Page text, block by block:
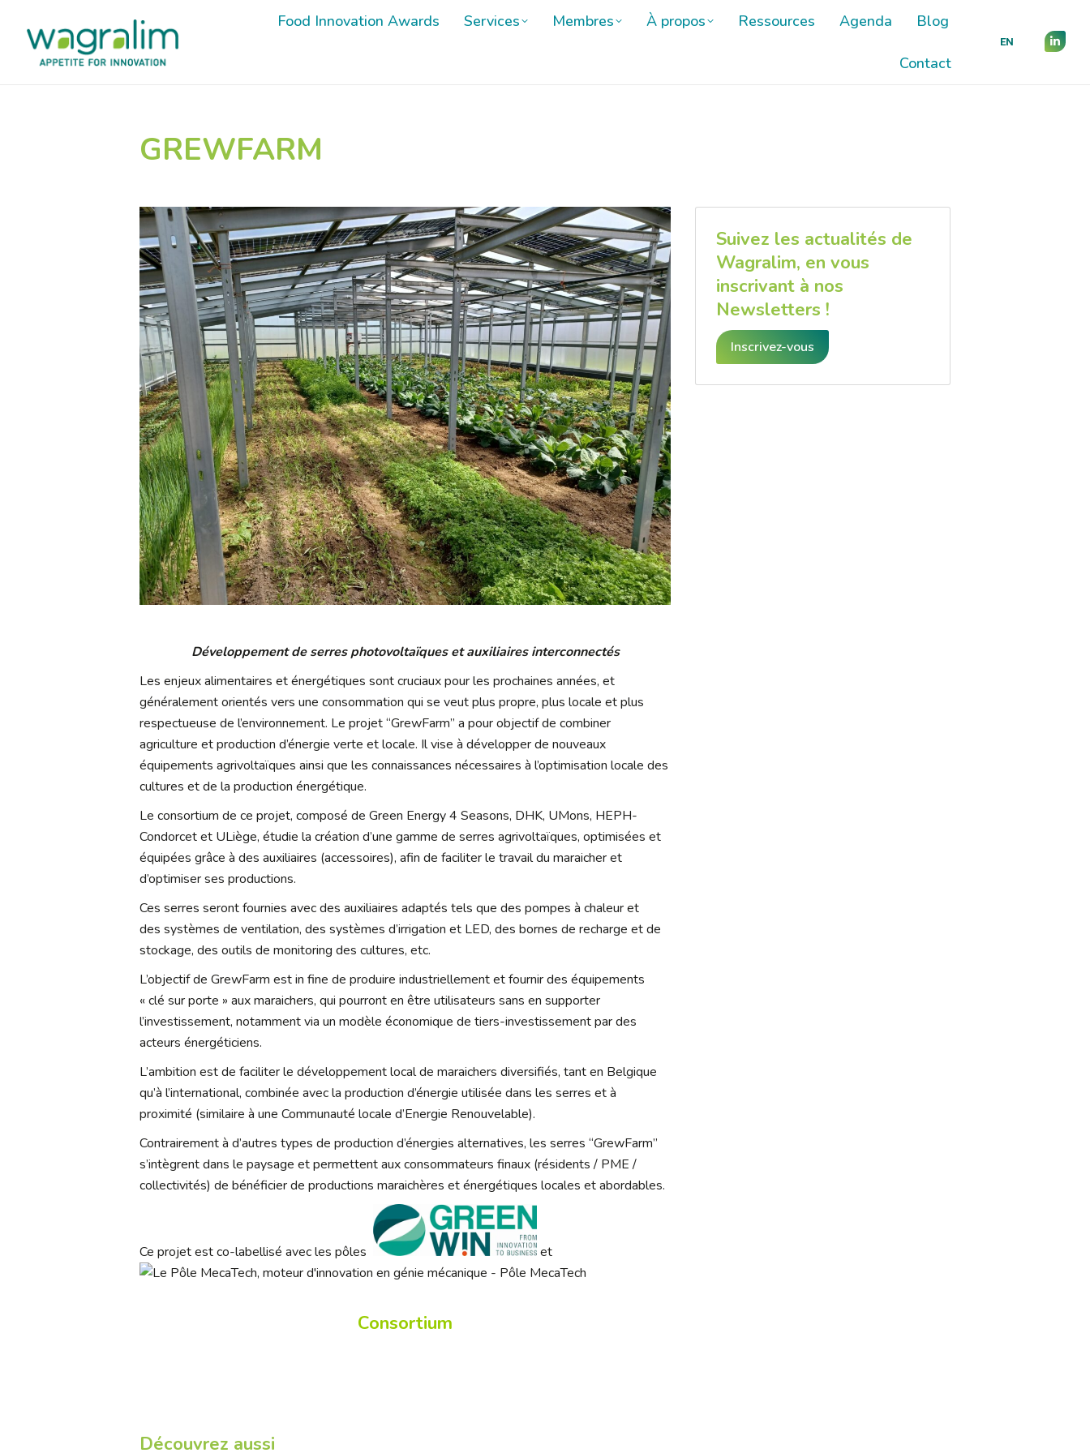
Food Innovation Awards Services Membres À propos Ressources Agenda Blog
Contact
EN
GREWFARM
Développement de serres photovoltaïques et auxiliaires interconnectés
Les enjeux alimentaires et énergétiques sont cruciaux pour les prochaines années, et
généralement orientés vers une consommation qui se veut plus propre, plus locale et plus
respectueuse de l’environnement. Le projet “GrewFarm” a pour objectif de combiner
agriculture et production d’énergie verte et locale. Il vise à développer de nouveaux
équipements agrivoltaïques ainsi que les connaissances nécessaires à l’optimisation locale des
cultures et de la production énergétique.
Le consortium de ce projet, composé de Green Energy 4 Seasons, DHK, UMons, HEPH-
Condorcet et ULiège, étudie la création d’une gamme de serres agrivoltaïques, optimisées et
équipées grâce à des auxiliaires (accessoires), afin de faciliter le travail du maraicher et
d’optimiser ses productions.
Ces serres seront fournies avec des auxiliaires adaptés tels que des pompes à chaleur et
des systèmes de ventilation, des systèmes d’irrigation et LED, des bornes de recharge et de
stockage, des outils de monitoring des cultures, etc.
L’objectif de GrewFarm est in fine de produire industriellement et fournir des équipements
« clé sur porte » aux maraichers, qui pourront en être utilisateurs sans en supporter
l’investissement, notamment via un modèle économique de tiers-investissement par des
acteurs énergéticiens.
L’ambition est de faciliter le développement local de maraichers diversifiés, tant en Belgique
qu’à l’international, combinée avec la production d’énergie utilisée dans les serres et à
proximité (similaire à une Communauté locale d’Energie Renouvelable).
Contrairement à d’autres types de production d’énergies alternatives, les serres “GrewFarm”
s’intègrent dans le paysage et permettent aux consommateurs finaux (résidents / PME /
collectivités) de bénéficier de productions maraichères et énergétiques locales et abordables.
Ce projet est co-labellisé avec les pôles et
Consortium
Découvrez aussi
Suivez les actualités de
Wagralim, en vous
inscrivant à nos
Newsletters !
Inscrivez-vous
Food Innovation Awards Services Membres À propos Ressources Agenda Blog
Contact
EN